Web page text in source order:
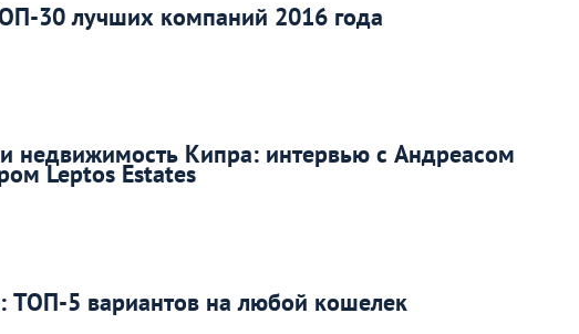
30 лучших компаний 2016 года
недвижимость Кипра: интервью с Андреасом
Leptos Estates
ТОП-5 вариантов на любой кошелек